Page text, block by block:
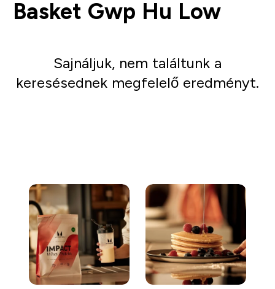
Basket Gwp Hu Low
Sajnáljuk, nem találtunk a
keresésednek megfelelő eredményt.